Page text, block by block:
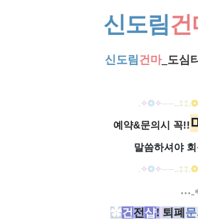
신도림건
신도림 건마_ 도심
. ✧❂✧──..‡‡.❂
예약&문의시 꼭!!
말씀하셔야
. ✧❂✧──..‡‡.❂
✿건 전샵! 퇴폐 문